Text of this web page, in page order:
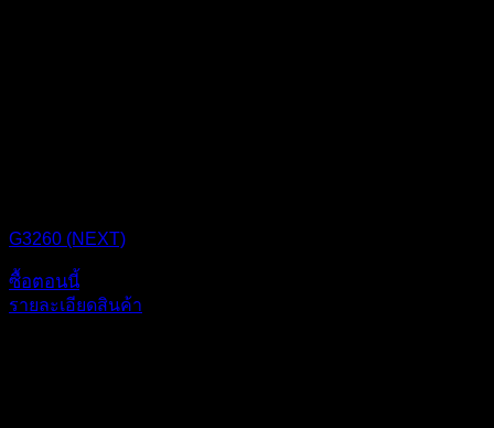
G3260 (NEXT)
ซื้อตอนนี้
รายละเอียดสินค้า